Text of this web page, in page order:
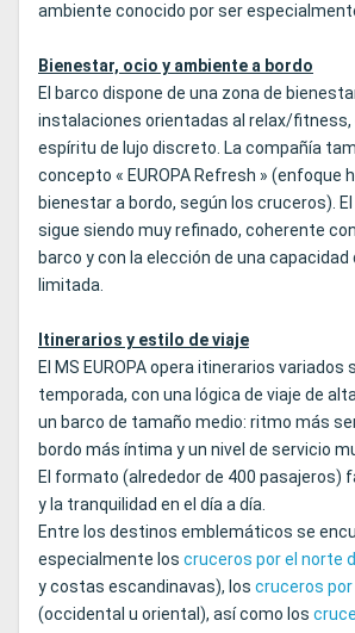
ambiente conocido por ser
Bienestar, ocio y ambiente a bordo
El barco dispone de una zona de
instalaciones orientadas al relax/fitness,
espíritu de lujo discreto. La compañía
concepto « EUROPA Refresh » (enfoque
bienestar a bordo, según los cruceros).
sigue siendo muy refinado, coherente
barco y con la elección de una capacidad
limitada.
Itinerarios y estilo de viaje
El MS EUROPA opera itinerarios variados
temporada, con una lógica de viaje de
un barco de tamaño medio: ritmo más
bordo más íntima y un nivel de servicio
El formato (alrededor de 400 pasajeros)
y la tranquilidad en el día a día.
Entre los destinos emblemáticos se
especialmente los cruceros por el norte
y costas escandinavas), los cruceros
(occidental u oriental), así como los